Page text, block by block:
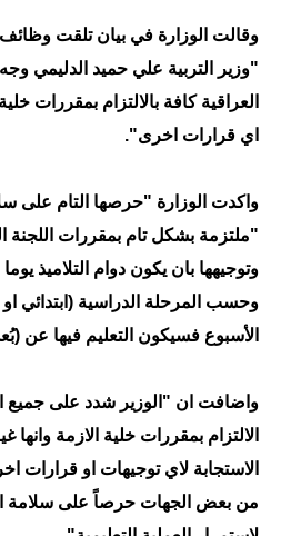
وقالت الوزارة في بيان تلقت
"وزير التربية علي حميد الدليمي
العراقية كافة بالالتزام بمقررات
اي قرارات اخرى".
واكدت الوزارة "حرصها التام على
"ملتزمة بشكل تام بمقررات اللجنة
وتوجيهها بان يكون دوام التلاميذ
وحسب المرحلة الدراسية (ابتدائي او
الأسبوع فسيكون التعليم فيها عن
واضافت ان "الوزير شدد على جميع
الالتزام بمقررات خلية الازمة
الاستجابة لاي توجيهات او قرارات
من بعض الجهات حرصاً على سلامة